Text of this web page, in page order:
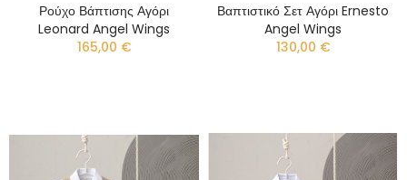
Ρούχο Βάπτισης Αγόρι
Leonard Angel Wings
165,00 €
Βαπτιστικό Σετ Αγόρι Ernesto
Angel Wings
130,00 €